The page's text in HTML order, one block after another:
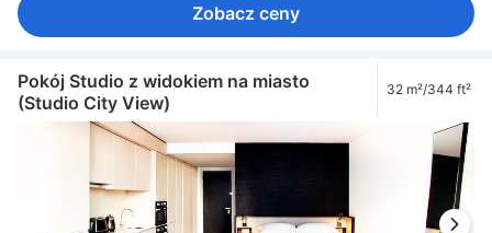
Zobacz ceny
Pokój Studio z widokiem na miasto
(Studio City View)
32 m²/344 ft²